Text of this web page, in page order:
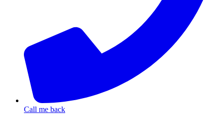
Call me back